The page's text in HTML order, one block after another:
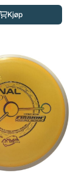
Kjøp